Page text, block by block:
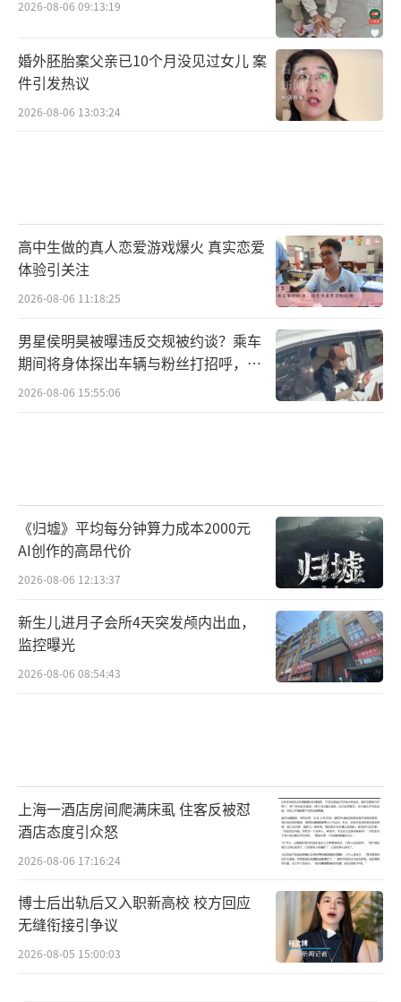
2026-08-06 09:13:19
婚外胚胎案父亲已10个月没见过女儿 案
件引发热议
2026-08-06 13:03:24
高中生做的真人恋爱游戏爆火 真实恋爱
体验引关注
2026-08-06 11:18:25
男星侯明昊被曝违反交规被约谈？乘车
期间将身体探出车辆与粉丝打招呼，当
地交警回应
2026-08-06 15:55:06
《归墟》平均每分钟算力成本2000元
AI创作的高昂代价
2026-08-06 12:13:37
新生儿进月子会所4天突发颅内出血，
监控曝光
2026-08-06 08:54:43
上海一酒店房间爬满床虱 住客反被怼
酒店态度引众怒
2026-08-06 17:16:24
博士后出轨后又入职新高校 校方回应
无缝衔接引争议
2026-08-05 15:00:03